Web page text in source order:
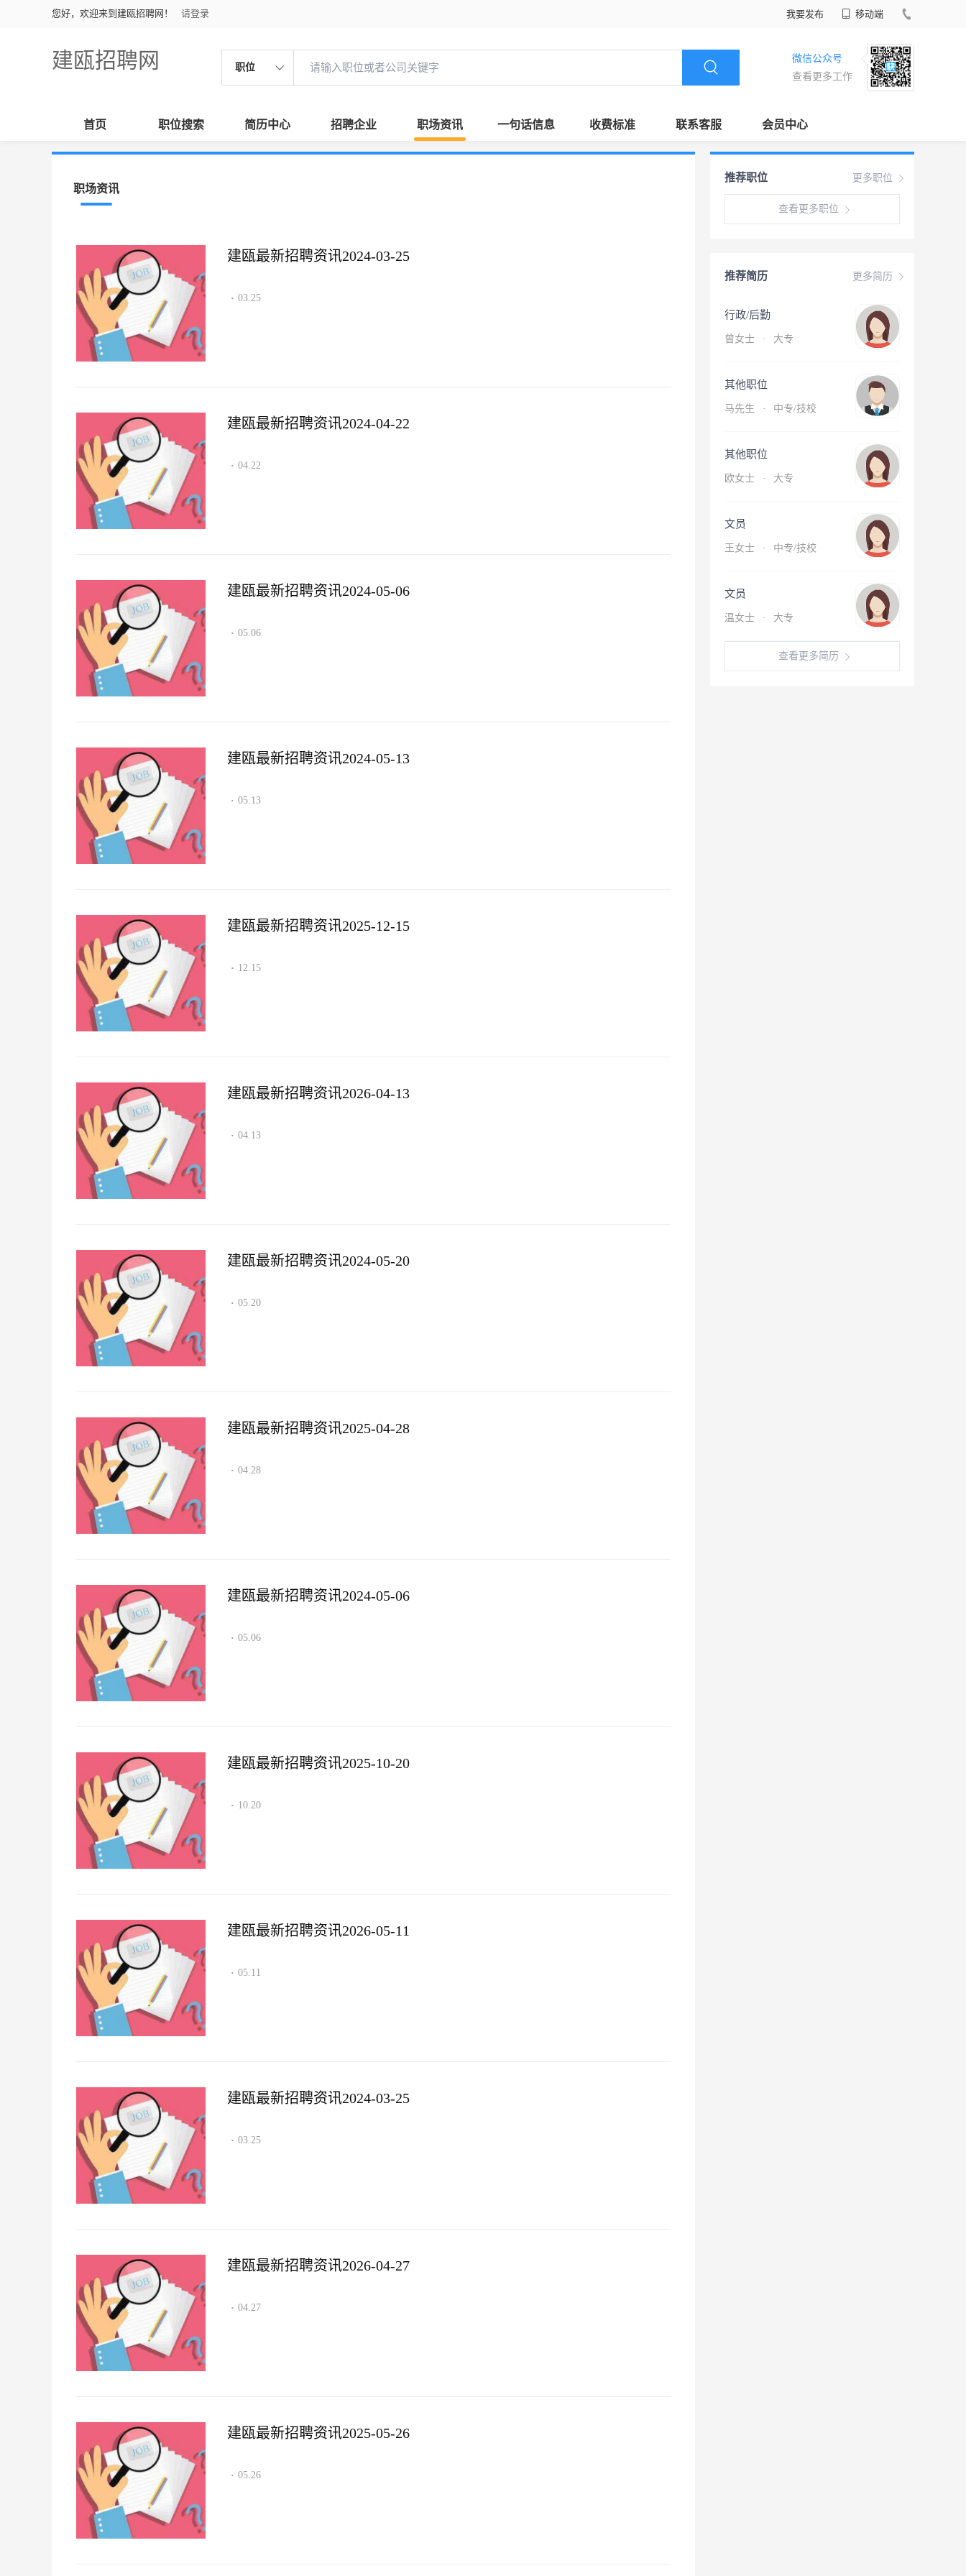
您好，欢迎来到建瓯招聘网！ 请登录 我要发布 移动端
建瓯招聘网 职位
微信公众号
查看更多工作
首页 职位搜索 简历中心 招聘企业 职场资讯 一句话信息 收费标准 联系客服 会员中心
职场资讯
建瓯最新招聘资讯2024-03-25
· 03.25
建瓯最新招聘资讯2024-04-22
· 04.22
建瓯最新招聘资讯2024-05-06
· 05.06
建瓯最新招聘资讯2024-05-13
· 05.13
建瓯最新招聘资讯2025-12-15
· 12.15
建瓯最新招聘资讯2026-04-13
· 04.13
建瓯最新招聘资讯2024-05-20
· 05.20
建瓯最新招聘资讯2025-04-28
· 04.28
建瓯最新招聘资讯2024-05-06
· 05.06
建瓯最新招聘资讯2025-10-20
· 10.20
建瓯最新招聘资讯2026-05-11
· 05.11
建瓯最新招聘资讯2024-03-25
· 03.25
建瓯最新招聘资讯2026-04-27
· 04.27
建瓯最新招聘资讯2025-05-26
· 05.26
更多职位
推荐职位
查看更多职位
更多简历
推荐简历
行政/后勤
曾女士 · 大专
其他职位
马先生 · 中专/技校
其他职位
欧女士 · 大专
文员
王女士 · 中专/技校
文员
温女士 · 大专
查看更多简历